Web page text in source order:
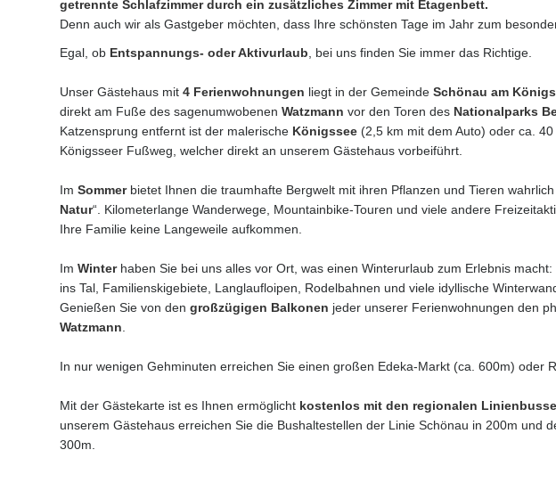
getrennte Schlafzimmer durch ein zusätzliches Zimmer mit Etagenbett.
Denn auch wir als Gastgeber möchten, dass Ihre schönsten Tage im Jahr zum
Egal, ob Entspannungs- oder Aktivurlaub , bei uns finden Sie immer das Richtige.
Unser Gästehaus mit 4 Ferienwohnungen liegt in der Gemeinde Schönau am
direkt am Fuße des sagenumwobenen Watzmann vor den Toren des Nationalparks
Katzensprung entfernt ist der malerische Königssee (2,5 km mit dem Auto) oder ca.
Königsseer Fußweg, welcher direkt an unserem Gästehaus vorbeiführt.
Im Sommerbietet Ihnen die traumhafte Bergwelt mit ihren Pflanzen und Tieren wahrlich
Natur“. Kilometerlange Wanderwege, Mountainbike-Touren und viele andere
Ihre Familie keine Langeweile aufkommen.
Im Winterhaben Sie bei uns alles vor Ort, was einen Winterurlaub zum Erlebnis
ins Tal, Familienskigebiete, Langlaufloipen, Rodelbahnen und viele idyllische
Genießen Sie von den großzügigen Balkonen jeder unserer Ferienwohnungen den
Watzmann
In nur wenigen Gehminuten erreichen Sie einen großen Edeka-Markt (ca. 600m) oder
Mit der Gästekarte ist es Ihnen ermöglicht kostenlos mit den regionalen
unserem Gästehaus erreichen Sie die Bushaltestellen der Linie Schönau in 200m und
300m.